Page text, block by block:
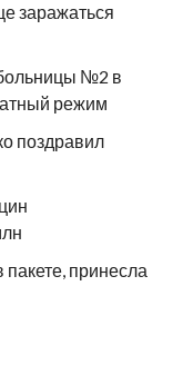
заражаться
№2 в
режим
поздравил
принесла